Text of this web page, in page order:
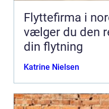
Flyttefirma i
vælger du den
din flytning
Katrine Nielsen